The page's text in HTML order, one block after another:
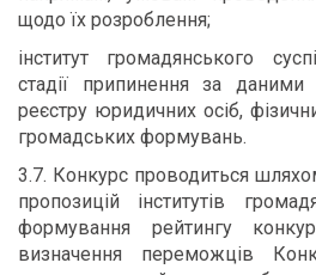
щодо їх розроблення;
інститут громадянського
стадії припинення за
реєстру юридичних осіб,
громадських формувань.
3.7. Конкурс проводиться
пропозицій інститутів
формування рейтингу
визначення переможців